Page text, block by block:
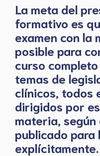
La meta del
formativo es
examen con la
posible para
curso
temas de
clínicos, todos
dirigidos por
materia,
publicado para
explícitamente.